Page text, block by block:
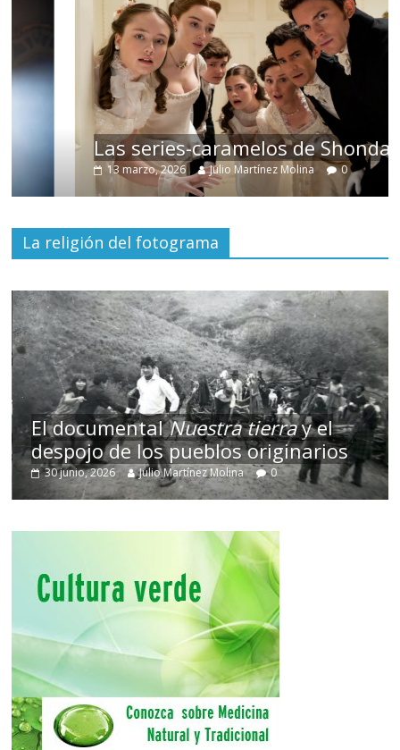
Las series-caramelos de Shondaland
13 marzo, 2026 Julio Martínez Molina 0
La religión del fotograma
El documentalNuestra tierray el
despojo de los pueblos originarios
30 junio, 2026 Julio Martínez Molina 0